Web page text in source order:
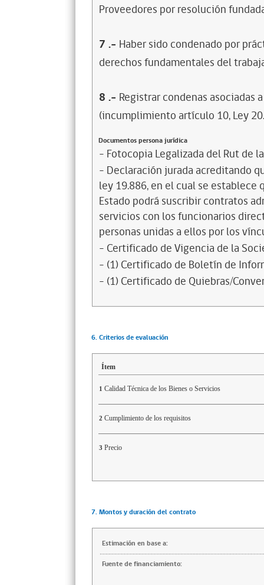
Proveedores por resolución
7 .- Haber sido condenado por
derechos fundamentales del
8 .- Registrar condenas asociadas
(incumplimiento artículo 10, Ley
Documentos persona jurídica
- Fotocopia Legalizada del Rut de
- Declaración jurada acreditando
ley 19.886, en el cual se
Estado podrá suscribir contratos
servicios con los funcionarios
personas unidas a ellos por los
- Certificado de Vigencia de la
- (1) Certificado de Boletín de
- (1) Certificado de Quiebras/
6. Criterios de evaluación
Ítem
1 Calidad Técnica de los Bienes o Servicios
2 Cumplimiento de los requisitos
3 Precio
7. Montos y duración del contrato
Estimación en base a:
Fuente de financiamiento: